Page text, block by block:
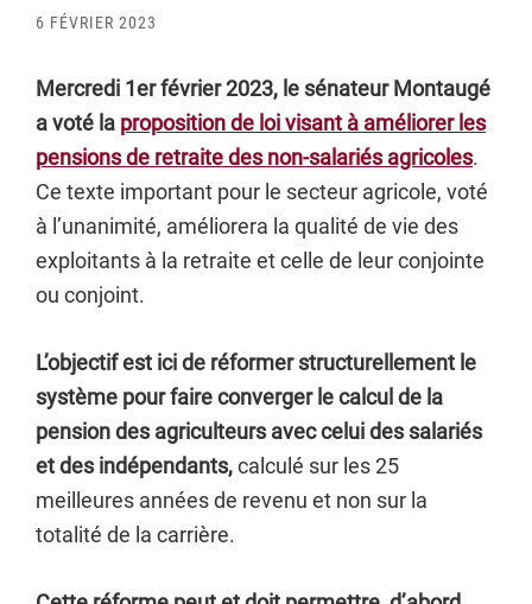
6 FÉVRIER 2023
Mercredi 1er février 2023, le sénateur Montaugé
a voté la proposition de loi visant à améliorer les
pensions de retraite des non-salariés agricoles.
Ce texte important pour le secteur agricole, voté
à l’unanimité, améliorera la qualité de vie des
exploitants à la retraite et celle de leur conjointe
ou conjoint.
L’objectif est ici de réformer structurellement le
système pour faire converger le calcul de la
pension des agriculteurs avec celui des salariés
et des indépendants,calculé sur les 25
meilleures années de revenu et non sur la
totalité de la carrière.